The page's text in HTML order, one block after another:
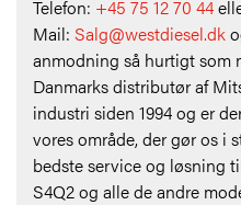
Telefon: +45 75 12 70 44
Mail: Salg@westdiesel.dk
anmodning så hurtigt som
Danmarks distributør af
industri siden 1994 og er
vores område, der gør os i
bedste service og løsning
S4Q2 og alle de andre